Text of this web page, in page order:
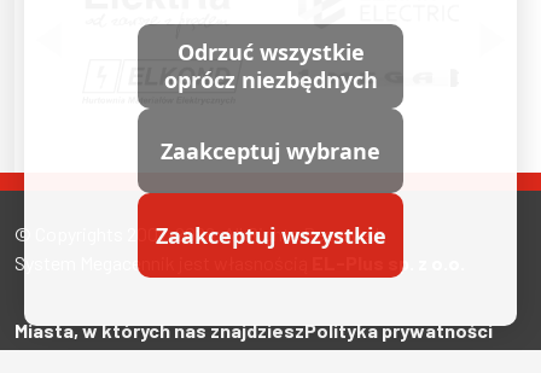
POPRZEDNI SLAJD
© Copyrights 2007-2026. All Rights Reserved.
System Megacennik jest własnością
EL-Plus sp. z o.o.
Miasta, w których nas znajdzieszPolityka prywatności
Odrzuć wszystkie
oprócz niezbędnych
Zaakceptuj wybrane
Zaakceptuj wszystkie